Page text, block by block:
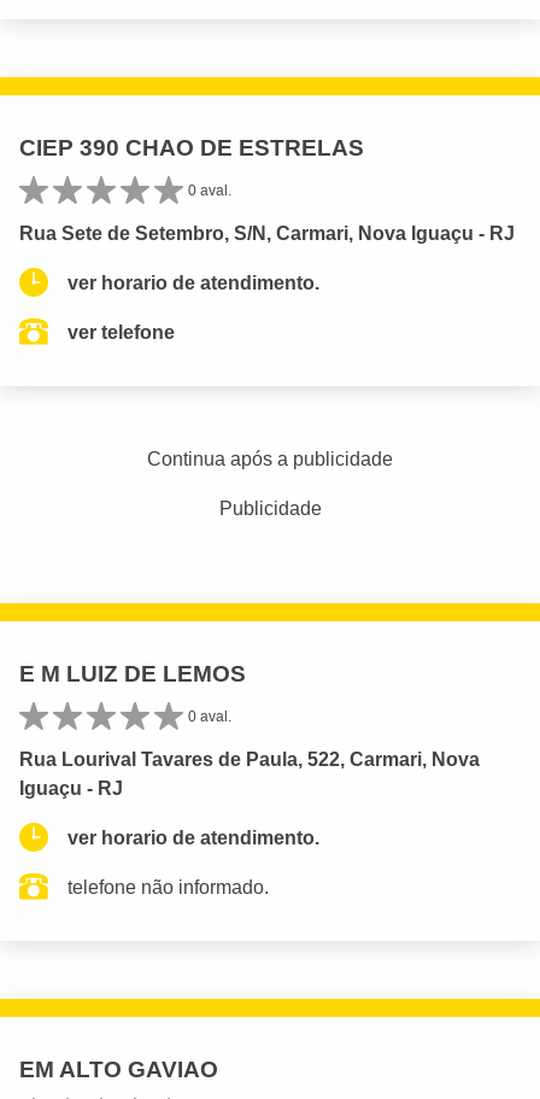
CIEP 390 CHAO DE ESTRELAS
0 aval.
Rua Sete de Setembro, S/N, Carmari, Nova Iguaçu - RJ
ver horario de atendimento.
ver telefone
Continua após a publicidade
Publicidade
E M LUIZ DE LEMOS
0 aval.
Rua Lourival Tavares de Paula, 522, Carmari, Nova
Iguaçu - RJ
ver horario de atendimento.
telefone não informado.
EM ALTO GAVIAO